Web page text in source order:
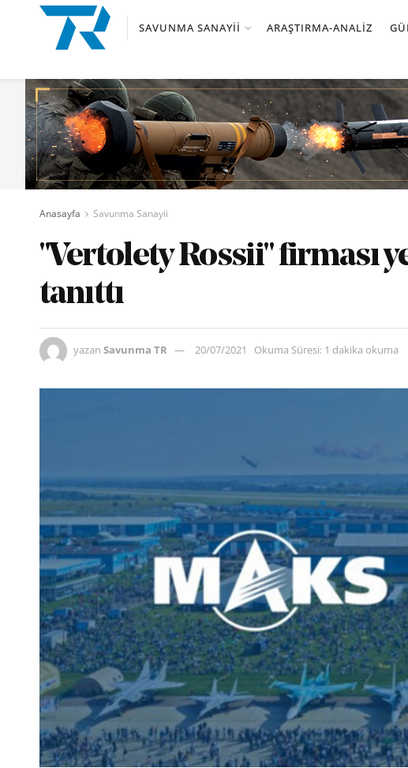
SAVUNMA SANAYII ARAŞTIRMA-ANALIZ
Anasayfa Savunma Sanayii
"Vertolety Rossii" firması
tanıttı
yazan Savunma TR 20/07/2021 Okuma Süresi: 1 dakika okuma